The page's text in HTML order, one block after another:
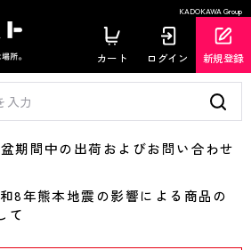
KADOKAWA Group
カート ログイン 新規登録
間中の出荷およびお問い合わせ
年熊本地震の影響による商品の
て